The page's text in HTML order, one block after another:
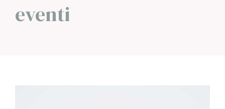
eventi